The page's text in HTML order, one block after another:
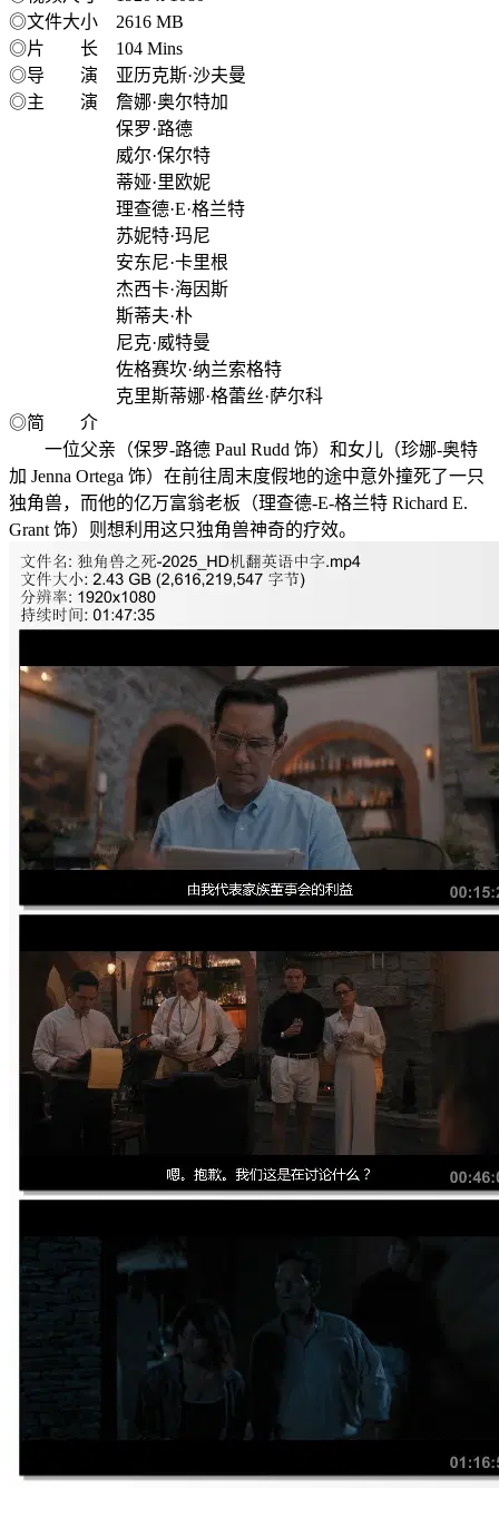
◎文件大小 2616 MB
◎片 长 104 Mins
◎导 演 亚历克斯·沙夫曼
◎主 演 詹娜·奥尔特加
保罗·路德
威尔·保尔特
蒂娅·里欧妮
理查德·E·格兰特
苏妮特·玛尼
安东尼·卡里根
杰西卡·海因斯
斯蒂夫·朴
尼克·威特曼
佐格赛坎·纳兰索格特
克里斯蒂娜·格蕾丝·萨尔科
◎简 介
一位父亲（保罗-路德 Paul Rudd 饰）和女儿（珍娜-奥特
加 Jenna Ortega 饰）在前往周末度假地的途中意外撞死了一只
独角兽，而他的亿万富翁老板（理查德-E-格兰特 Richard E.
Grant 饰）则想利用这只独角兽神奇的疗效。